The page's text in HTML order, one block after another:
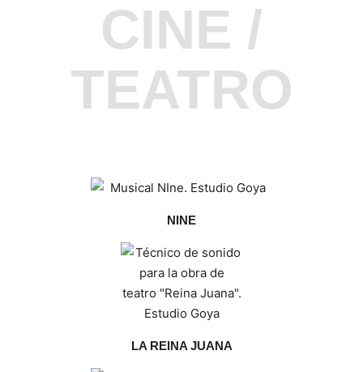
CINE /
TEATRO
NINE
LA REINA JUANA